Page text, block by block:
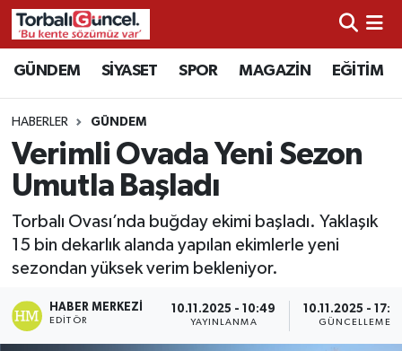
GÜNDEM SİYASET SPOR MAGAZİN EĞİTİM
HABERLER GÜNDEM
Verimli Ovada Yeni Sezon
Umutla Başladı
Torbalı Ovası’nda buğday ekimi başladı. Yaklaşık
15 bin dekarlık alanda yapılan ekimlerle yeni
sezondan yüksek verim bekleniyor.
HABER MERKEZI
EDITÖR
10.11.2025 - 10:49
YAYINLANMA
10.11.2025 -
GÜNCELLEME
İzmir Nöbetçi Eczaneler
İzmir Hava Durumu
İzmir Namaz Vakitleri
İzmir Trafik Yoğunluk Haritası
Süper Lig Puan Durumu ve Fikstür
Tüm Manşetler
Son Dakika Haberleri